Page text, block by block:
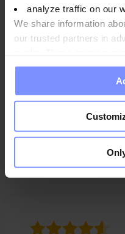
analyze traffic on our
We share information
our trusted partners in
information you have
collected when you use
Parámetros
Preguntas y